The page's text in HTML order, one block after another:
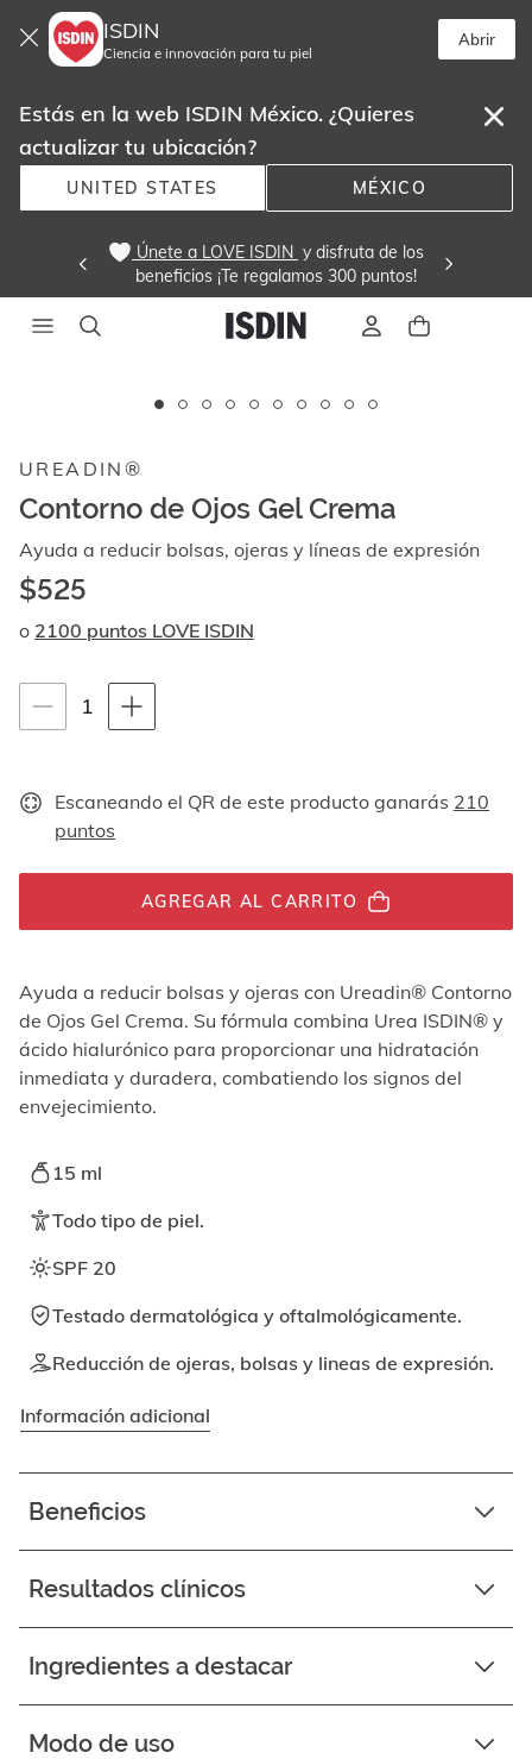
ISDIN
Ciencia e innovación para tu piel
Abrir
Estás en la web ISDIN México. ¿Quieres
actualizar tu ubicación?
UNITED STATES MÉXICO
Únete a LOVE ISDIN y disfruta de los
beneficios ¡Te regalamos 300 puntos!
imágenes
videos.
navegar
con
flechas
abajo
por
de
no
hay
ningún
elemento
los
pueden
reproducir
activando
botón
correspondiente.
UREADIN®
Contorno de Ojos Gel Crema
Ayuda a reducir bolsas, ojeras y líneas de expresión
$525
o 2100 puntos LOVE ISDIN
Instrucciones de navegación por teclado
1
unidades
Escaneando el QR de este producto ganarás 210
puntos
AGREGAR AL CARRITO
Ayuda a reducir bolsas y ojeras con Ureadin® Contorno
de Ojos Gel Crema. Su fórmula combina Urea ISDIN® y
ácido hialurónico para proporcionar una hidratación
inmediata y duradera, combatiendo los signos del
envejecimiento.
15 ml
Todo tipo de piel.
SPF 20
Testado dermatológica y oftalmológicamente.
Reducción de ojeras, bolsas y lineas de expresión.
Información adicional
Beneficios
Resultados clínicos
Ingredientes a destacar
Modo de uso